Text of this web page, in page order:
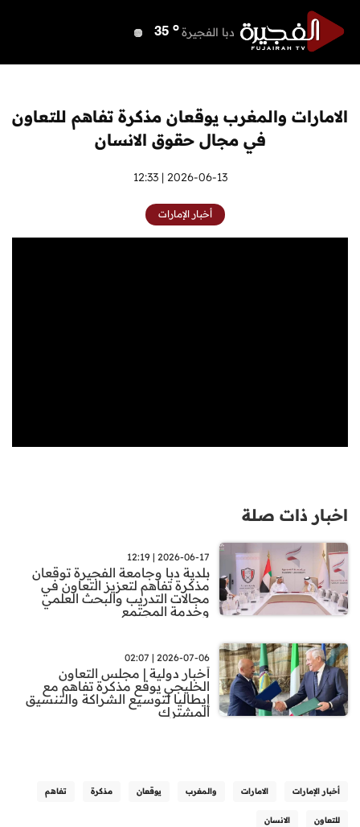
دبا الفجيرة 35 o
عجمان
أم القيوين 35 o
راس الخيمة 35 o
الفجيرة 34 o
الامارات والمغرب يوقعان مذكرة تفاهم للتعاون
في مجال حقوق الانسان
2026-06-13 | 12:33
أخبار الإمارات
اخبار ذات صلة
2026-06-17 | 12:19
بلدية دبا وجامعة الفجيرة توقعان
مذكرة تفاهم لتعزيز التعاون في
مجالات التدريب والبحث العلمي
وخدمة المجتمع
2026-07-06 | 02:07
أخبار دولية | مجلس التعاون
الخليجي يوقع مذكرة تفاهم مع
إيطاليا لتوسيع الشراكة والتنسيق
المشترك
أخبار الإمارات الامارات والمغرب يوقعان مذكرة تفاهم
للتعاون الانسان